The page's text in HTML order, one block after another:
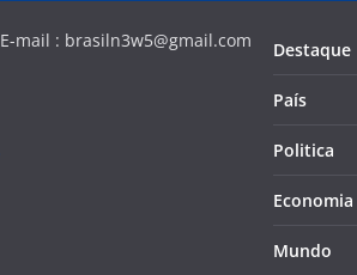
E-mail : brasiln3w5@gmail.com Destaque
País
Politica
Economia
Mundo